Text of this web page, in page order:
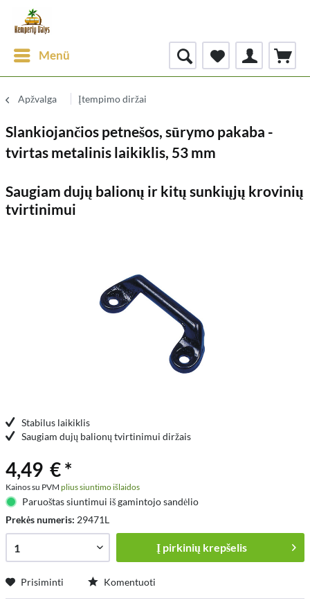
Menü
Apžvalga Įtempimo diržai
Slankiojančios petnešos, sūrymo pakaba -
tvirtas metalinis laikiklis, 53 mm
Saugiam dujų balionų ir kitų sunkiųjų krovinių
tvirtinimui
Stabilus laikiklis
Saugiam dujų balionų tvirtinimui diržais
4,49 € *
Kainos su PVM plius siuntimo išlaidos
Paruoštas siuntimui iš gamintojo sandėlio
Prekės numeris: 29471L
Į pirkinių krepšelis
Prisiminti Komentuoti